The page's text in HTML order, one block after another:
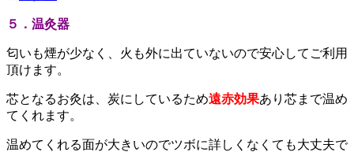
５．温灸器
匂いも煙が少なく、火も外に出ていないので安心してご利用
頂けます。
芯となるお灸は、炭にしているため遠赤効果あり芯まで温め
てくれます。
温めてくれる面が大きいのでツボに詳しくなくても大丈夫で